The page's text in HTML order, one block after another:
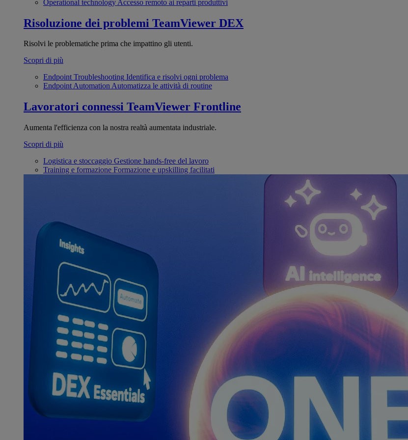
Operational technology Accesso remoto ai reparti produttivi
Risoluzione dei problemi TeamViewer DEX
Risolvi le problematiche prima che impattino gli utenti.
Scopri di più
Endpoint Troubleshooting Identifica e risolvi ogni problema
Endpoint AutomationAutomatizza le attività di routine
Lavoratori connessi TeamViewer Frontline
Aumenta l'efficienza con la nostra realtà aumentata industriale.
Scopri di più
Logistica e stoccaggio Gestione hands-free del lavoro
Training e formazione Formazione e upskilling facilitati